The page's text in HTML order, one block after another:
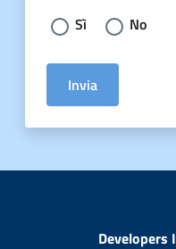
Scegli la
Sì No
Invia
Developers